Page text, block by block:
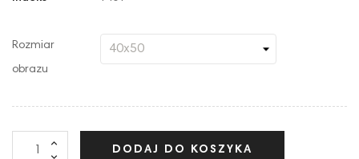
Rozmiar
obrazu
DODAJ DO KOSZYKA